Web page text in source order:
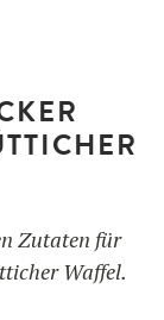
Zutaten für
Waffel.